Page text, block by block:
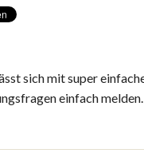
sich mit super
einfach melden.